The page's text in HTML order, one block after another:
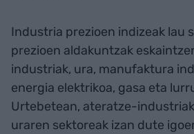
Industria prezioen indizeak lau
prezioen aldakuntzak
industriak, ura, manufaktura
energia elektrikoa, gasa eta
Urtebetean, ateratze-
uraren sektoreak izan dute